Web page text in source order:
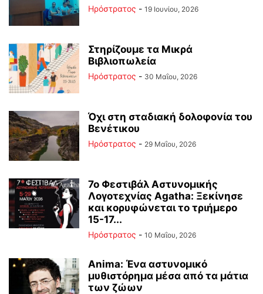
Ηρόστρατος - 19 Ιουνίου, 2026
Στηρίζουμε τα Μικρά
Βιβλιοπωλεία
Ηρόστρατος - 30 Μαΐου, 2026
Όχι στη σταδιακή δολοφονία του
Βενέτικου
Ηρόστρατος - 29 Μαΐου, 2026
7ο Φεστιβάλ Αστυνομικής
Λογοτεχνίας Agatha: Ξεκίνησε
και κορυφώνεται το τριήμερο
15-17...
Ηρόστρατος - 10 Μαΐου, 2026
Anima: Ένα αστυνομικό
μυθιστόρημα μέσα από τα μάτια
των ζώων